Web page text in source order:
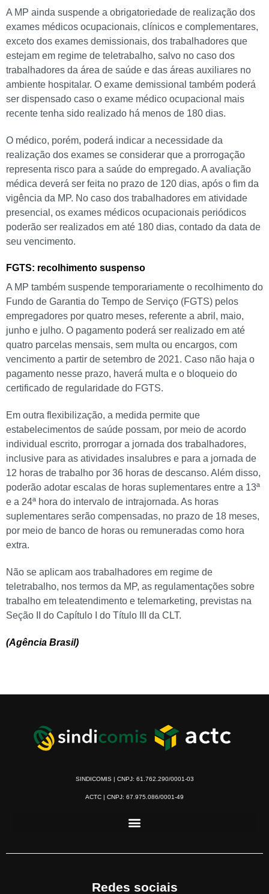
A MP ainda suspende a obrigatoriedade de realização dos
exames médicos ocupacionais, clínicos e complementares,
exceto dos exames demissionais, dos trabalhadores que
estejam em regime de teletrabalho, salvo no caso dos
trabalhadores da área de saúde e das áreas auxiliares no
ambiente hospitalar. O exame demissional também poderá
ser dispensado caso o exame médico ocupacional mais
recente tenha sido realizado há menos de 180 dias.
O médico, porém, poderá indicar a necessidade da
realização dos exames se considerar que a prorrogação
representa risco para a saúde do empregado. A avaliação
médica deverá ser feita no prazo de 120 dias, após o fim da
vigência da MP. No caso dos trabalhadores em atividade
presencial, os exames médicos ocupacionais periódicos
poderão ser realizados em até 180 dias, contado da data de
seu vencimento.
FGTS: recolhimento suspenso
A MP também suspende temporariamente o recolhimento do
Fundo de Garantia do Tempo de Serviço (FGTS) pelos
empregadores por quatro meses, referente a abril, maio,
junho e julho. O pagamento poderá ser realizado em até
quatro parcelas mensais, sem multa ou encargos, com
vencimento a partir de setembro de 2021. Caso não haja o
pagamento nesse prazo, haverá multa e o bloqueio do
certificado de regularidade do FGTS.
Em outra flexibilização, a medida permite que
estabelecimentos de saúde possam, por meio de acordo
individual escrito, prorrogar a jornada dos trabalhadores,
inclusive para as atividades insalubres e para a jornada de
12 horas de trabalho por 36 horas de descanso. Além disso,
poderão adotar escalas de horas suplementares entre a 13ª
e a 24ª hora do intervalo de intrajornada. As horas
suplementares serão compensadas, no prazo de 18 meses,
por meio de banco de horas ou remuneradas como hora
extra.
Não se aplicam aos trabalhadores em regime de
teletrabalho, nos termos da MP, as regulamentações sobre
trabalho em teleatendimento e telemarketing, previstas na
Seção II do Capítulo I do Título III da CLT.
(Agência Brasil)
SINDICOMIS | CNPJ: 61.762.290/0001-03
ACTC | CNPJ: 67.975.086/0001-49
Redes sociais